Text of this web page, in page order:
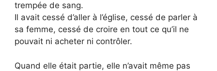
trempée de sang.
Il avait cessé d’aller à l’église, cessé de parler à
sa femme, cessé de croire en tout ce qu’il ne
pouvait ni acheter ni contrôler.
Quand elle était partie, elle n’avait même pas